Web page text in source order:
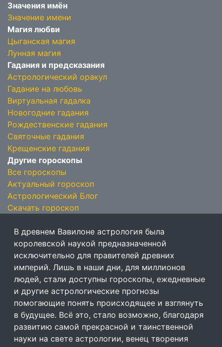
Значения имён
Значение имени
Магия любви
Цыганская магия
Лунная магия
Гадания и предсказания
Астрологический оракул
Гадание на любовь
Виртуальная гадалка
Новогодние гадания
Рождественские гадания
Святочные гадания
Крещенские гадания
Другие гороскопы
Все гороскопы
Актуальный гороскоп
Астрологический Блог
Скачать гороскоп
В древнем Вавилоне астрология была
королевской наукой предназначенной
исключительно для правителей древних
империй. Лишь в наши дни, для миллионов
людей, стали доступны гороскопы, ежедневные
и другие астрологические прогнозы
помогающие понять происходящее и взглянуть
в будущее. Всё это, стало возможно, благодаря
развитию самой прекрасной и таинственной
науки на свете астрологии, венец творения